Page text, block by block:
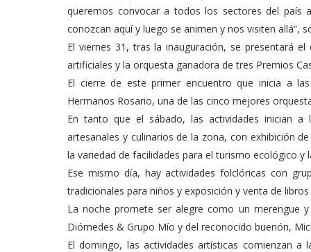
queremos convocar a todos los sectores del país
conozcan aquí y luego se animen y nos visiten allá”,
El viernes 31, tras la inauguración, se presentará
artificiales y la orquesta ganadora de tres Premios
El cierre de este primer encuentro que inicia a
Hermanos Rosario, una de las cinco mejores
En tanto que el sábado, las actividades inician
artesanales y culinarios de la zona, con exhibición
la variedad de facilidades para el turismo ecológico
Ese mismo día, hay actividades folclóricas con
tradicionales para niños y exposición y venta de
La noche promete ser alegre como un merengue
Diómedes & Grupo Mío y del reconocido buenón,
El domingo, las actividades artísticas comienzan